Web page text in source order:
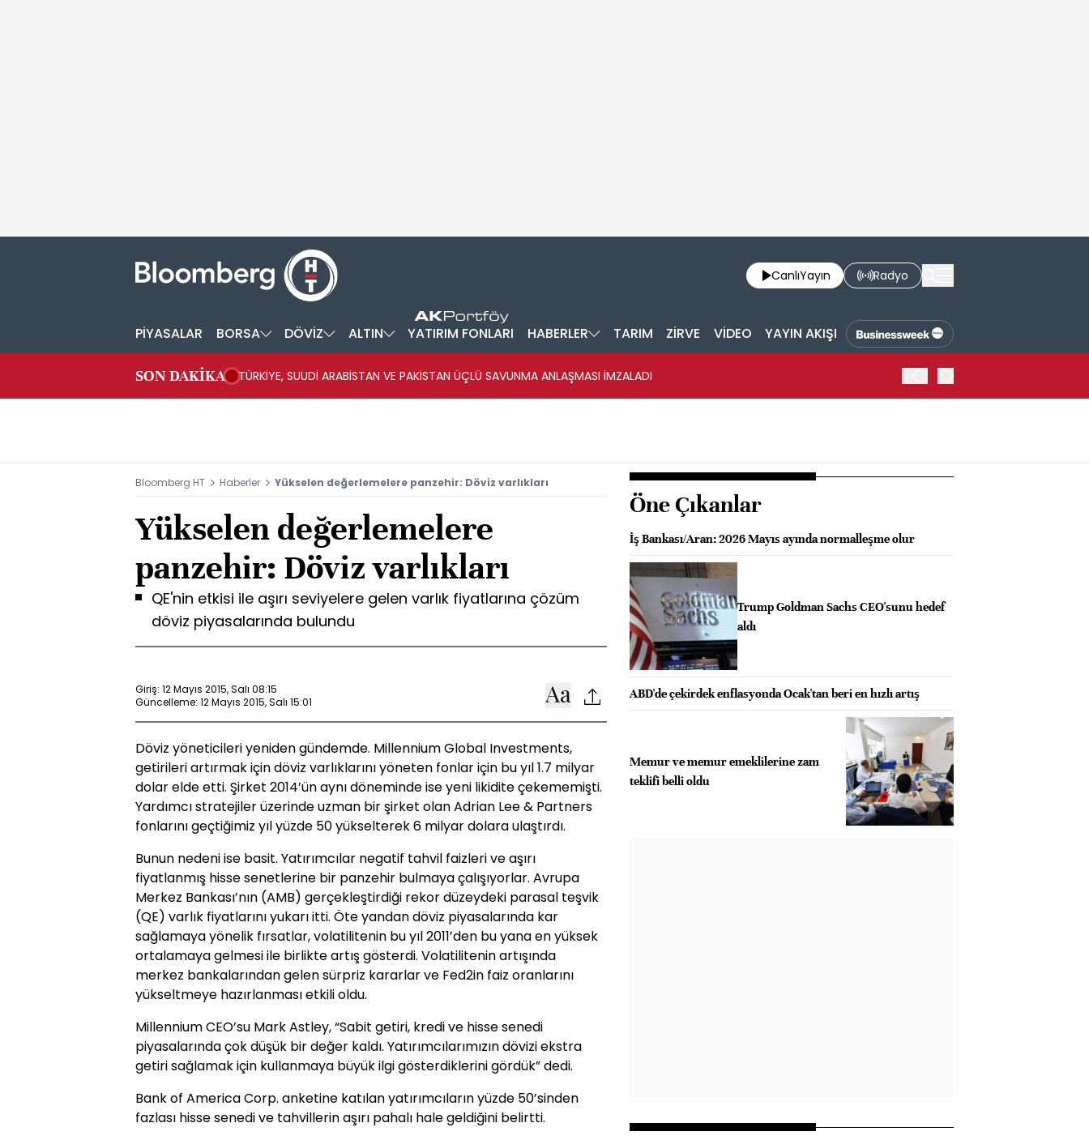
CanlıYayın Radyo
PİYASALAR BORSA DÖVİZ ALTIN YATIRIM FONLARI HABERLER TARIM ZİRVE VİDEO YAYIN AKIŞI
SON DAKİKA TÜRKİYE, SUUDİ ARABİSTAN VE PAKİSTAN ÜÇLÜ SAVUNMA ANLAŞMASI İMZALADI
Bloomberg HT Haberler Yükselen değerlemelere panzehir: Döviz varlıkları
Yükselen değerlemelere
panzehir: Döviz varlıkları
QE'nin etkisi ile aşırı seviyelere gelen varlık fiyatlarına çözüm
döviz piyasalarında bulundu
Giriş: 12 Mayıs 2015, Salı 08:15
Güncelleme: 12 Mayıs 2015, Salı 15:01
Döviz yöneticileri yeniden gündemde. Millennium Global Investments,
getirileri artırmak için döviz varlıklarını yöneten fonlar için bu yıl 1.7 milyar
dolar elde etti. Şirket 2014’ün aynı döneminde ise yeni likidite çekememişti.
Yardımcı stratejiler üzerinde uzman bir şirket olan Adrian Lee & Partners
fonlarını geçtiğimiz yıl yüzde 50 yükselterek 6 milyar dolara ulaştırdı.
Bunun nedeni ise basit. Yatırımcılar negatif tahvil faizleri ve aşırı
fiyatlanmış hisse senetlerine bir panzehir bulmaya çalışıyorlar. Avrupa
Merkez Bankası’nın (AMB) gerçekleştirdiği rekor düzeydeki parasal teşvik
(QE) varlık fiyatlarını yukarı itti. Öte yandan döviz piyasalarında kar
sağlamaya yönelik fırsatlar, volatilitenin bu yıl 2011’den bu yana en yüksek
ortalamaya gelmesi ile birlikte artış gösterdi. Volatilitenin artışında
merkez bankalarından gelen sürpriz kararlar ve Fed2in faiz oranlarını
yükseltmeye hazırlanması etkili oldu.
Millennium CEO’su Mark Astley, “Sabit getiri, kredi ve hisse senedi
piyasalarında çok düşük bir değer kaldı. Yatırımcılarımızın dövizi ekstra
getiri sağlamak için kullanmaya büyük ilgi gösterdiklerini gördük” dedi.
Bank of America Corp. anketine katılan yatırımcıların yüzde 50’sinden
fazlası hisse senedi ve tahvillerin aşırı pahalı hale geldiğini belirtti.
Öne Çıkanlar
İş Bankası/Aran: 2026 Mayıs ayında normalleşme olur
Trump Goldman Sachs CEO'sunu hedef
aldı
ABD'de çekirdek enflasyonda Ocak'tan beri en hızlı artış
Memur ve memur emeklilerine zam
teklifi belli oldu